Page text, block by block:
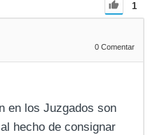
1
0 Comentar
en los Juzgados son
hecho de consignar